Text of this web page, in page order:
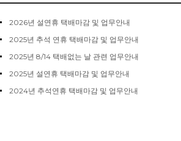
2026년 설연휴 택배마감 및 업무안내
2025년 추석 연휴 택배마감 및 업무안내
2025년 8/14 택배없는 날 관련 업무안내
2025년 설연휴 택배마감 및 업무안내
2024년 추석연휴 택배마감 및 업무안내